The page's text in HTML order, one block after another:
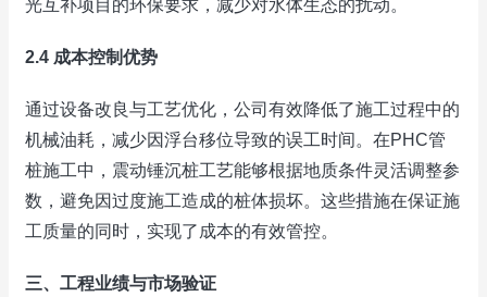
光互补项目的环保要求，减少对水体生态的扰动。
2.4 成本控制优势
通过设备改良与工艺优化，公司有效降低了施工过程中的
机械油耗，减少因浮台移位导致的误工时间。在PHC管
桩施工中，震动锤沉桩工艺能够根据地质条件灵活调整参
数，避免因过度施工造成的桩体损坏。这些措施在保证施
工质量的同时，实现了成本的有效管控。
三、工程业绩与市场验证